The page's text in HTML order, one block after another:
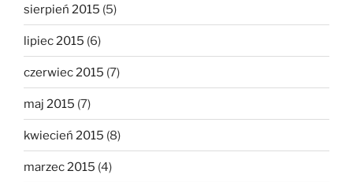
sierpień 2015 (5)
lipiec 2015 (6)
czerwiec 2015 (7)
maj 2015 (7)
kwiecień 2015 (8)
marzec 2015 (4)